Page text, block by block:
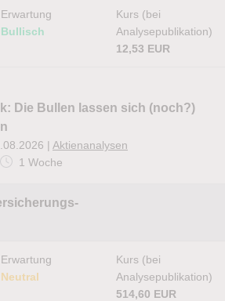
Erwartung
Bullisch
Kurs (bei
Analysepublikation)
12,53 EUR
Die Bullen lassen sich (noch?)
| Aktienanalysen
1 Woche
Erwartung
Neutral
Kurs (bei
Analysepublikation)
514,60 EUR